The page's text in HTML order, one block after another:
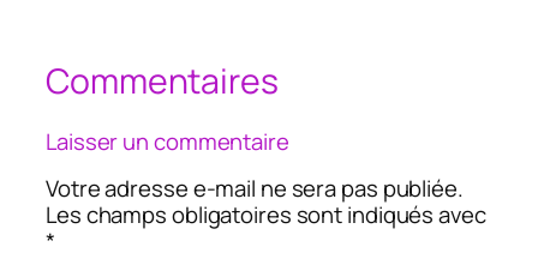
Commentaires
Laisser un commentaire
Votre adresse e-mail ne sera pas publiée.
Les champs obligatoires sont indiqués avec
*